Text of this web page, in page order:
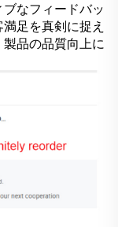
なフィードバッ
足を真剣に捉え
品の品質向上に